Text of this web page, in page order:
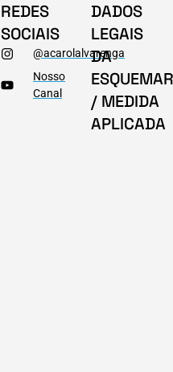
REDES
SOCIAIS
@acarolalvarenga
Nosso
Canal
DADOS
LEGAIS
DA
/ MEDIDA
APLICADA